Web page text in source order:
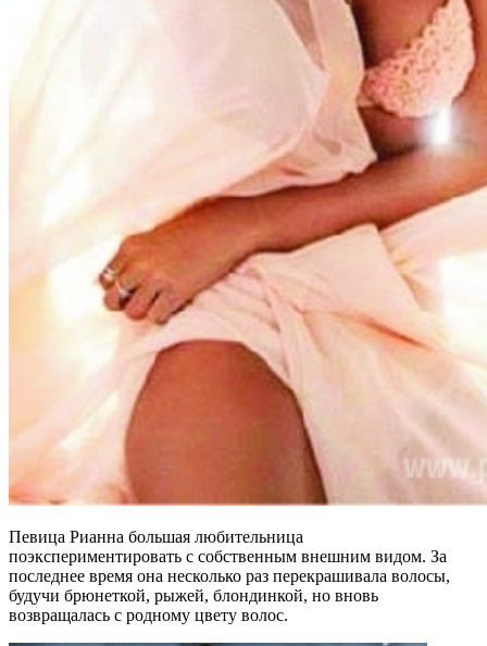
Певица Рианна большая любительница
поэкспериментировать с собственным внешним видом. За
последнее время она несколько раз перекрашивала волосы,
будучи брюнеткой, рыжей, блондинкой, но вновь
возвращалась с родному цвету волос.